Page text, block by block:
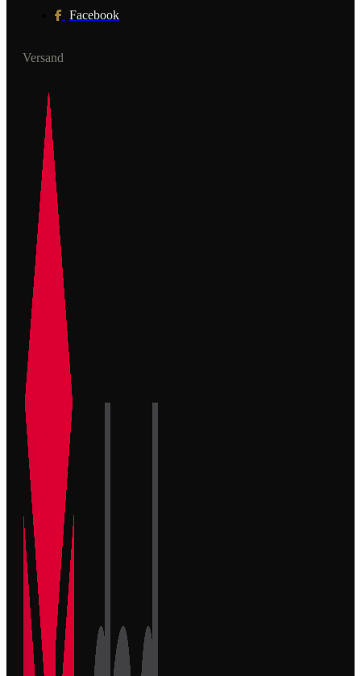
Facebook
Versand